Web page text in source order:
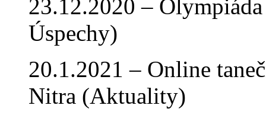
23.12.2020 –
Úspechy)
20.1.2021 – Online
Nitra (Aktuality)